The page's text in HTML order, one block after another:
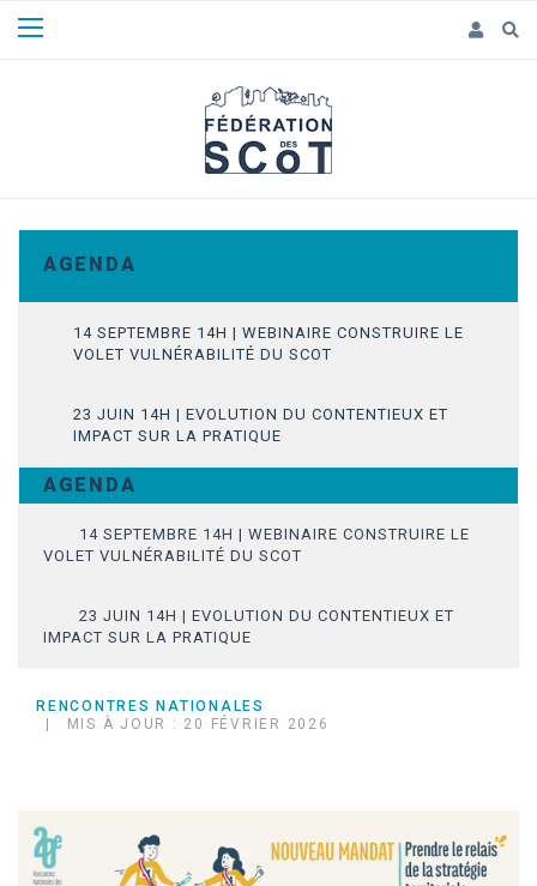
A G E N D A
14 SEPTEMBRE 14H | WEBINAIRE CONSTRUIRE LE
VOLET VULNÉRABILITÉ DU SCOT
23 JUIN 14H | EVOLUTION DU CONTENTIEUX ET
IMPACT SUR LA PRATIQUE
A G E N D A
14 SEPTEMBRE 14H | WEBINAIRE CONSTRUIRE LE
VOLET VULNÉRABILITÉ DU SCOT
23 JUIN 14H | EVOLUTION DU CONTENTIEUX ET
IMPACT SUR LA PRATIQUE
RENCONTRES NATIONALES
MIS À JOUR : 20 FÉVRIER 2026